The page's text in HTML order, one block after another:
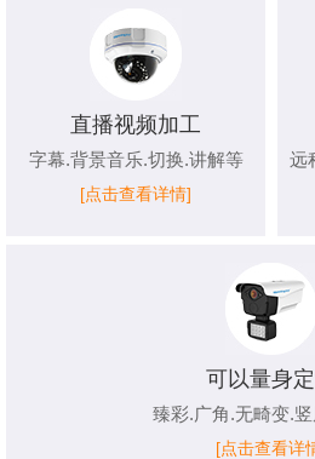
直播视频加工
字幕.背景音乐.切换.讲解等
[点击查看详情]
远
可以量身定
臻彩.广角.无畸变.
[点击查看详